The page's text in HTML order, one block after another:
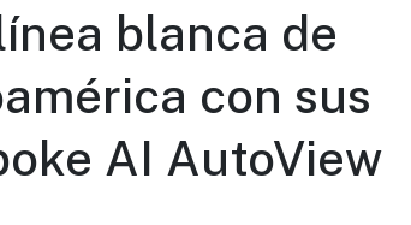
blanca de
con sus
AI AutoView